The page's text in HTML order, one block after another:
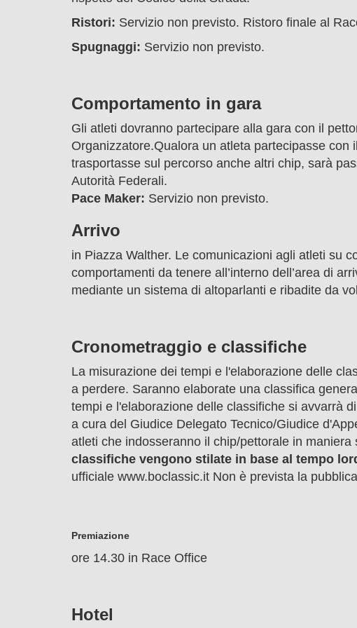
Ristori: Servizio non previsto. Ristoro finale al
Spugnaggi: Servizio non previsto.
Comportamento in gara
Gli atleti dovranno partecipare alla gara con il
Organizzatore.Qualora un atleta partecipasse con
trasportasse sul percorso anche altri chip, sarà
Autorità Federali.
Pace Maker: Servizio non previsto.
Arrivo
in Piazza Walther. Le comunicazioni agli atleti su
comportamenti da tenere all’interno dell’area di
mediante un sistema di altoparlanti e ribadite da
Cronometraggio e classifiche
La misurazione dei tempi e l'elaborazione delle
a perdere. Saranno elaborate una classifica
tempi e l'elaborazione delle classifiche si avvarrà
a cura del Giudice Delegato Tecnico/Giudice
atleti che indosseranno il chip/pettorale in
classifiche vengono stilate in base al tempo
ufficiale www.boclassic.it Non è prevista la
Premiazione
ore 14.30 in Race Office
Hotel